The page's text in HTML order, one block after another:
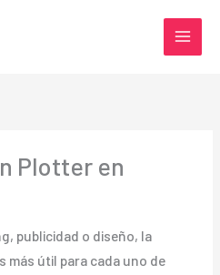
Plotter en
publicidad o diseño, la
más útil para cada uno de